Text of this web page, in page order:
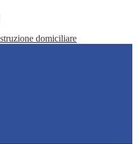
domiciliare